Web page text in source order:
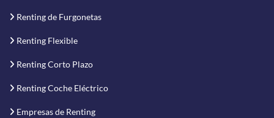
Renting de Furgonetas
Renting Flexible
Renting Corto Plazo
Renting Coche Eléctrico
Empresas de Renting